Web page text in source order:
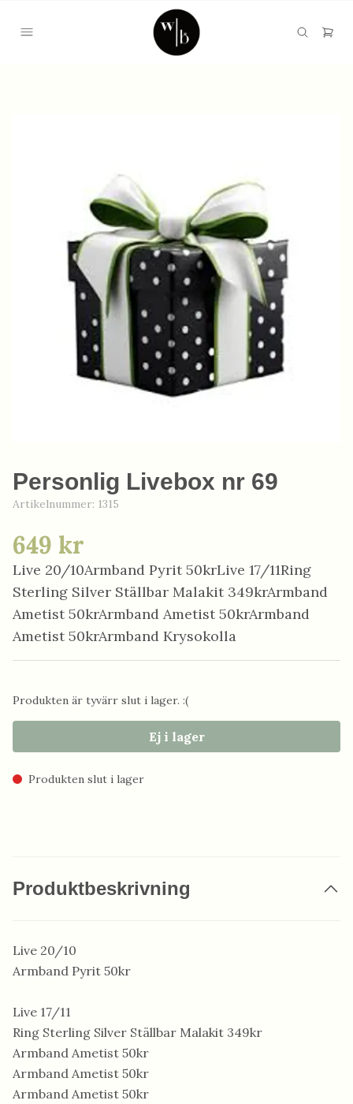
Personlig Livebox nr 69
Artikelnummer: 1315
649 kr
Live 20/10Armband Pyrit 50krLive 17/11Ring
Sterling Silver Ställbar Malakit 349krArmband
Ametist 50krArmband Ametist 50krArmband
Ametist 50krArmband Krysokolla
Produkten är tyvärr slut i lager. :(
Ej i lager
Produkten slut i lager
Produktbeskrivning
Live 20/10
Armband Pyrit 50kr
Live 17/11
Ring Sterling Silver Ställbar Malakit 349kr
Armband Ametist 50kr
Armband Ametist 50kr
Armband Ametist 50kr